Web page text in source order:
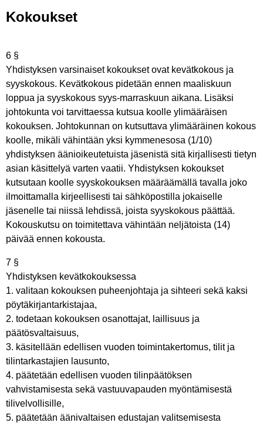
Kokoukset
6 §
Yhdistyksen varsinaiset kokoukset ovat kevätkokous ja
syyskokous. Kevätkokous pidetään ennen maaliskuun
loppua ja syyskokous syys-marraskuun aikana. Lisäksi
johtokunta voi tarvittaessa kutsua koolle ylimääräisen
kokouksen. Johtokunnan on kutsuttava ylimääräinen kokous
koolle, mikäli vähintään yksi kymmenesosa (1/10)
yhdistyksen äänioikeutetuista jäsenistä sitä kirjallisesti tietyn
asian käsittelyä varten vaatii. Yhdistyksen kokoukset
kutsutaan koolle syyskokouksen määräämällä tavalla joko
ilmoittamalla kirjeellisesti tai sähköpostilla jokaiselle
jäsenelle tai niissä lehdissä, joista syyskokous päättää.
Kokouskutsu on toimitettava vähintään neljätoista (14)
päivää ennen kokousta.
7 §
Yhdistyksen kevätkokouksessa
1. valitaan kokouksen puheenjohtaja ja sihteeri sekä kaksi
pöytäkirjantarkistajaa,
2. todetaan kokouksen osanottajat, laillisuus ja
päätösvaltaisuus,
3. käsitellään edellisen vuoden toimintakertomus, tilit ja
tilintarkastajien lausunto,
4. päätetään edellisen vuoden tilinpäätöksen
vahvistamisesta sekä vastuuvapauden myöntämisestä
tilivelvollisille,
5. päätetään äänivaltaisen edustajan valitsemisesta